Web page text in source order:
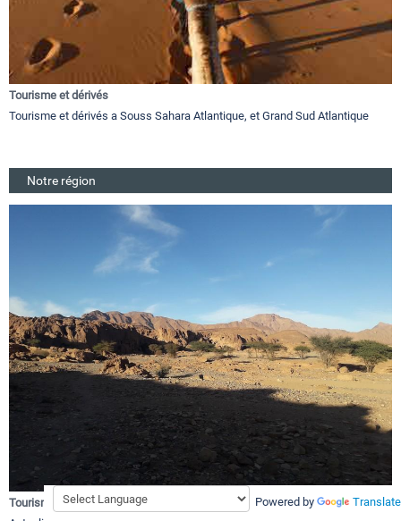
Tourisme et dérivés
Tourisme et dérivés a Souss Sahara Atlantique, et Grand Sud Atlantique
Notre région
Tourisme et Région
Powered by Translate